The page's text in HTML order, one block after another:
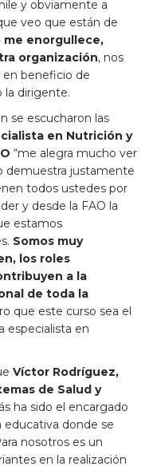
y obviamente a
veo que están de
me enorgullece,
organización, nos
en beneficio de
la dirigente.
se escucharon las
en Nutrición y
“me alegra mucho ver
demuestra justamente
todos ustedes por
y desde la FAO la
estamos
Somos muy
los roles
a la
de toda la
que este curso sea el
especialista en
Víctor Rodríguez,
de Salud y
ha sido el encargado
educativa donde se
nosotros es un
en la realización